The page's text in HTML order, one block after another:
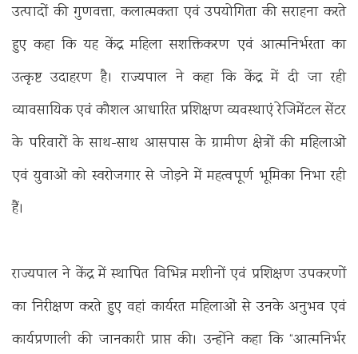
उत्पादों की गुणवत्ता, कलात्मकता एवं उपयोगिता की सराहना करते
हुए कहा कि यह केंद्र महिला सशक्तिकरण एवं आत्मनिर्भरता का
उत्कृष्ट उदाहरण है। राज्यपाल ने कहा कि केंद्र में दी जा रही
व्यावसायिक एवं कौशल आधारित प्रशिक्षण व्यवस्थाएं रेजिमेंटल सेंटर
के परिवारों के साथ-साथ आसपास के ग्रामीण क्षेत्रों की महिलाओं
एवं युवाओं को स्वरोजगार से जोड़ने में महत्वपूर्ण भूमिका निभा रही
हैं।
राज्यपाल ने केंद्र में स्थापित विभिन्न मशीनों एवं प्रशिक्षण उपकरणों
का निरीक्षण करते हुए वहां कार्यरत महिलाओं से उनके अनुभव एवं
कार्यप्रणाली की जानकारी प्राप्त की। उन्होंने कहा कि “आत्मनिर्भर